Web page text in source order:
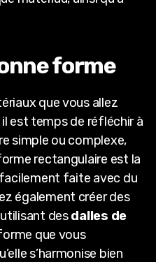
forme
que vous allez
est temps de réfléchir à
simple ou complexe,
rectangulaire est la
faite avec du
également créer des
desdalles de
que vous
s’harmonise bien